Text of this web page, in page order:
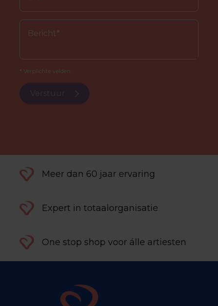
* Verplichte velden.
Verstuur
Meer dan 60 jaar ervaring
Expert in totaalorganisatie
One stop shop voor álle artiesten